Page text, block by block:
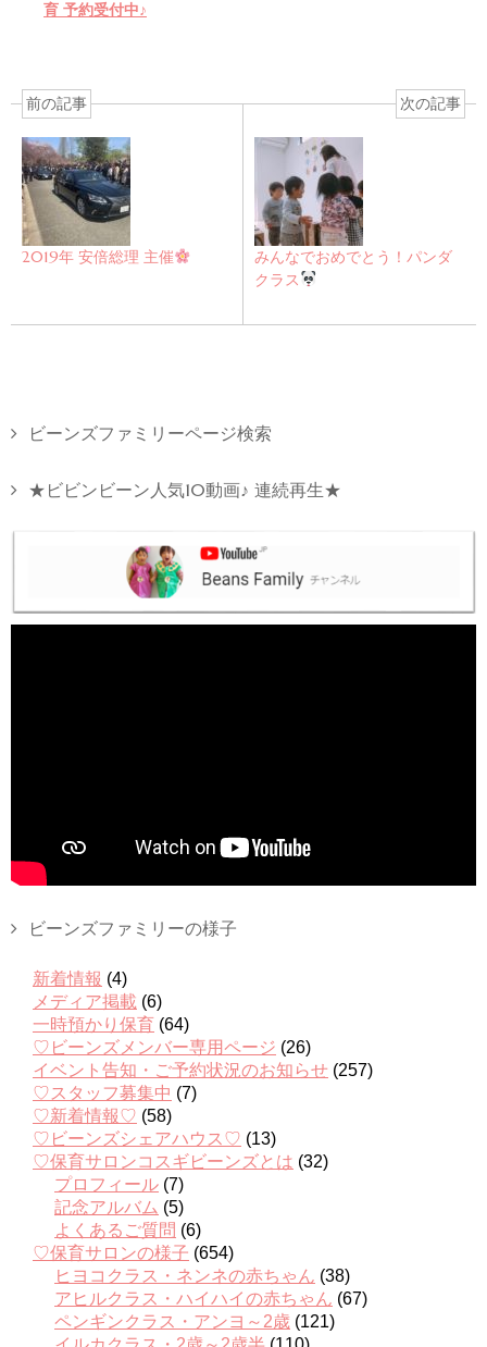
育 予約受付中♪
前の記事
2019年 安倍総理 主催
次の記事
みんなでおめでとう！パンダ
クラス
ビーンズファミリーページ検索
★ビビンビーン人気10動画♪ 連続再生★
ビーンズファミリーの様子
新着情報 (4)
メディア掲載 (6)
一時預かり保育 (64)
♡ビーンズメンバー専用ページ (26)
イベント告知・ご予約状況のお知らせ (257)
♡スタッフ募集中 (7)
♡新着情報♡ (58)
♡ビーンズシェアハウス♡ (13)
♡保育サロンコスギビーンズとは (32)
プロフィール (7)
記念アルバム (5)
よくあるご質問 (6)
♡保育サロンの様子 (654)
ヒヨコクラス・ネンネの赤ちゃん (38)
アヒルクラス・ハイハイの赤ちゃん (67)
ペンギンクラス・アンヨ～2歳 (121)